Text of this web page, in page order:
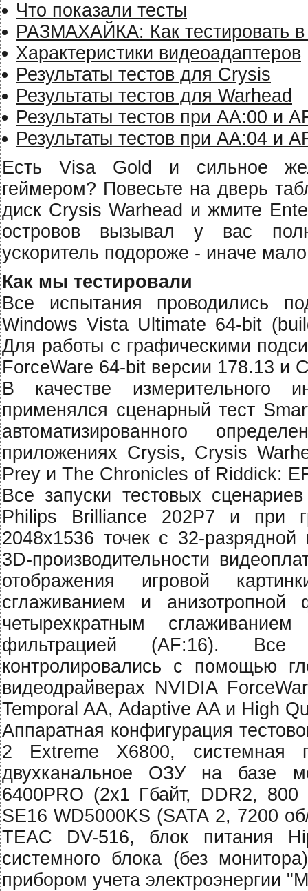
Что показали тесты
РАЗМАХАЙКА: Как тестировать
Характеристики видеоадаптеров
Результаты тестов для Crysis
Результаты тестов для Warhead
Результаты тестов при AA:00 и
Результаты тестов при AA:04 и
Есть Visa Gold и сильное
геймером? Повесьте на дверь
диск Crysis Warhead и жмите
островов вызывал у вас
ускоритель подороже - иначе
Как мы тестировали
Все испытания проводились
Windows Vista Ultimate 64-bit
Для работы с графическими
ForceWare 64-bit версии 178.13 и
В качестве измерительного
применялся сценарный тест
автоматизированного
приложениях Crysis, Crysis
Prey и The Chronicles of Riddick:
Все запуски тестовых
Philips Brilliance 202P7 и при
2048x1536 точек с 32-
3D-производительности
отображения игровой
сглаживанием и
четырехкратным
фильтрацией (AF:16). Все
контролировались с помощью
видеодрайверах NVIDIA
Temporal AA, Adaptive AA и High
Аппаратная конфигурация
2 Extreme X6800,
двухканальное ОЗУ на базе
6400PRO (2x1 Гбайт, DDR2,
SE16 WD5000KS (SATA 2, 7200
TEAC DV-516, блок питания
системного блока (без
прибором учета электроэнергии